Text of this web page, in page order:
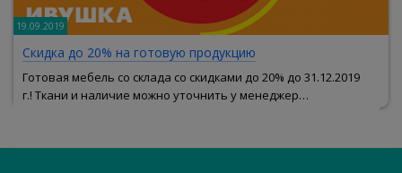
19.09.2019
Скидка до 20% на готовую продукцию
Готовая мебель со склада со скидками до 20% до 31.12.2019
г.! Ткани и наличие можно уточнить у менеджер…